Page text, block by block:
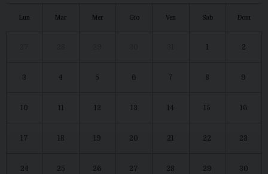
Lun Mar Mer Gio Ven Sab Dom
2
3 4 5 6 7 8 9
10 12 13 14 15 16
17 18 19 20 21 22 23
24 25 26 27 28 29 30